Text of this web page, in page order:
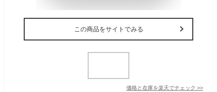
この商品をサイトでみる
価格と在庫を楽天でチェック >>